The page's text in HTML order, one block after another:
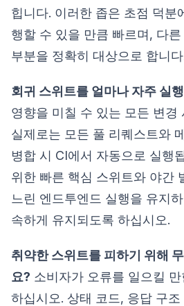
힙니다. 이러한 좁은 초점 덕분
행할 수 있을 만큼 빠르며, 다
부분을 정확히 대상으로 합니
회귀 스위트를 얼마나 자주 실
영향을 미칠 수 있는 모든 변경
실제로는 모든 풀 리퀘스트와
병합 시 CI에서 자동으로 실행
위한 빠른 핵심 스위트와 야간
느린 엔드투엔드 실행을 유지
속하게 유지되도록 하십시오.
취약한 스위트를 피하기 위해
요? 소비자가 오류를 일으킬
하십시오. 상태 코드, 응답 구